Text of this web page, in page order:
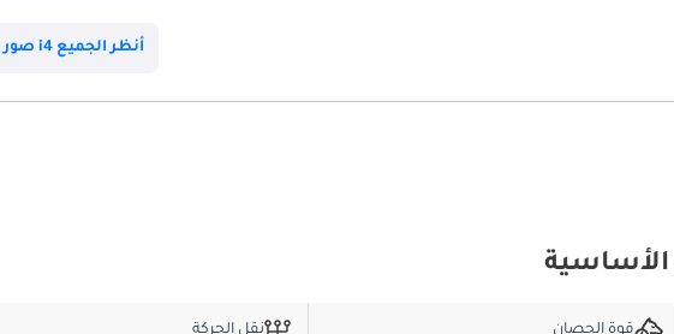
أنظر الجميع i4 صور
قوة الحصان
نقل الحركة